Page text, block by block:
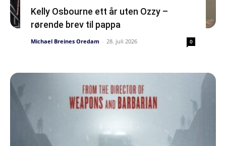
Kelly Osbourne ett år uten Ozzy –
rørende brev til pappa
Michael Breines Oredam - 28. juli 2026 0